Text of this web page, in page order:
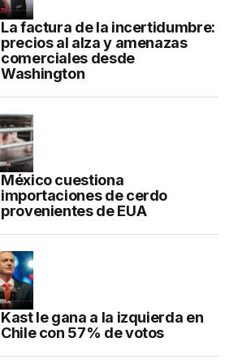
La factura de la incertidumbre:
precios al alza y amenazas
comerciales desde
Washington
México cuestiona
importaciones de cerdo
provenientes de EUA
Kast le gana a la izquierda en
Chile con 57% de votos